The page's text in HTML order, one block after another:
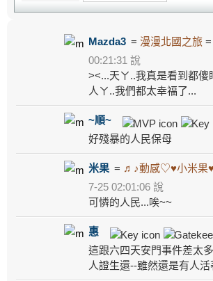
Mazda3 =漫漫北國之旅 =
00:21:31 說
><...天ㄚ..我真是看到都
人ㄚ..我們都太幸福了...
~順~
好殘暴的人民保母
米果 = ♬♪動感♡♥小米果
7-25 02:01:06 說
可憐的人民...唉~~
惠
這跟六四天安門事件差太
人證生還--雖然還是有人